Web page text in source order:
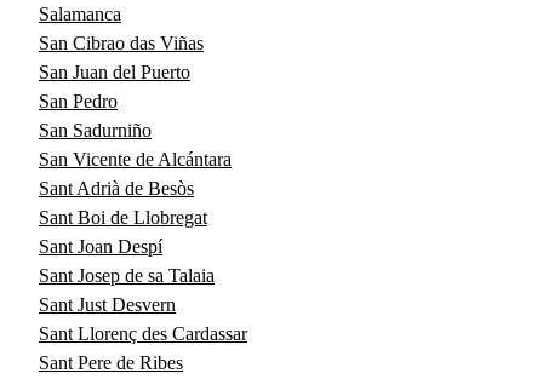
Salamanca
San Cibrao das Viñas
San Juan del Puerto
San Pedro
San Sadurniño
San Vicente de Alcántara
Sant Adrià de Besòs
Sant Boi de Llobregat
Sant Joan Despí
Sant Josep de sa Talaia
Sant Just Desvern
Sant Llorenç des Cardassar
Sant Pere de Ribes